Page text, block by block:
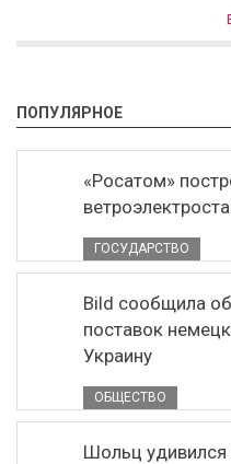
ПОПУЛЯРНОЕ
«Росатом»
ГОСУДАРСТВО
Bild сообщила
поставок
Украину
ОБЩЕСТВО
Шольц удивился